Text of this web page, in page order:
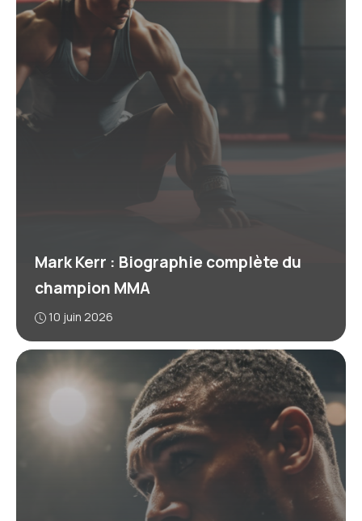
Mark Kerr : Biographie complète du
champion MMA
10 juin 2026